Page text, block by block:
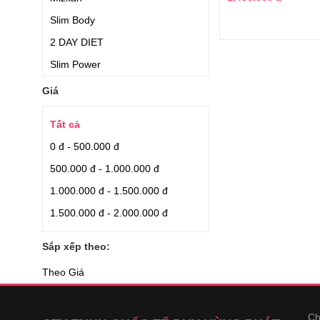
Slim Body
2 DAY DIET
Slim Power
Orihiro
Fatblaster
Nutiva
Creative Bioscience
Rohto
Relumins
Swisse
Kobayashi
Giá
Tất cả
0 đ - 500.000 đ
500.000 đ - 1.000.000 đ
1.000.000 đ - 1.500.000 đ
1.500.000 đ - 2.000.000 đ
Sắp xếp theo:
Theo Giá